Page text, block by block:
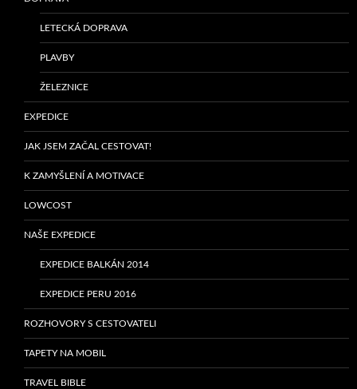
LETECKÁ DOPRAVA
PLAVBY
ŽELEZNICE
EXPEDICE
JAK JSEM ZAČAL CESTOVAT!
K ZAMYŠLENÍ A MOTIVACE
LOWCOST
NAŠE EXPEDICE
EXPEDICE BALKÁN 2014
EXPEDICE PERU 2016
ROZHOVORY S CESTOVATELI
TAPETY NA MOBIL
TRAVEL BIBLE